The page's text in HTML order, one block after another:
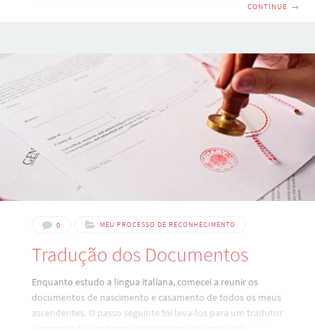
Consulado Italiano de Sao Paolo é: Segundas, Quartas,
Quintas e Sextas – Das 08:30 às 12:30Terças – Das 13:00 às
16:30 Cheguei lá e logo vi uma
CONTINUE →
0 MEU PROCESSO DE RECONHECIMENTO
Tradução dos Documentos
Enquanto estudo a lingua italiana, comecei a reunir os
documentos de nascimento e casamento de todos os meus
ascendentes. O passo seguinte foi leva-los para um tradutor